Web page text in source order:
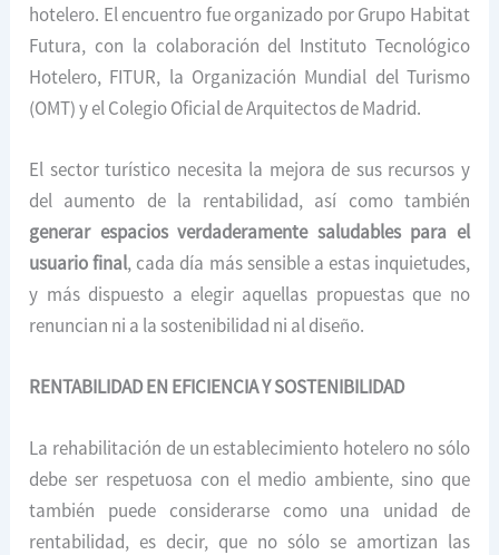
hotelero. El encuentro fue organizado por Grupo Habitat
Futura, con la colaboración del Instituto Tecnológico
Hotelero, FITUR, la Organización Mundial del Turismo
(OMT) y el Colegio Oficial de Arquitectos de Madrid.
El sector turístico necesita la mejora de sus recursos y
del aumento de la rentabilidad, así como también
generar espacios verdaderamente saludables para el
usuario final, cada día más sensible a estas inquietudes,
y más dispuesto a elegir aquellas propuestas que no
renuncian ni a la sostenibilidad ni al diseño.
RENTABILIDAD EN EFICIENCIA Y SOSTENIBILIDAD
La rehabilitación de un establecimiento hotelero no sólo
debe ser respetuosa con el medio ambiente, sino que
también puede considerarse como una unidad de
rentabilidad, es decir, que no sólo se amortizan las